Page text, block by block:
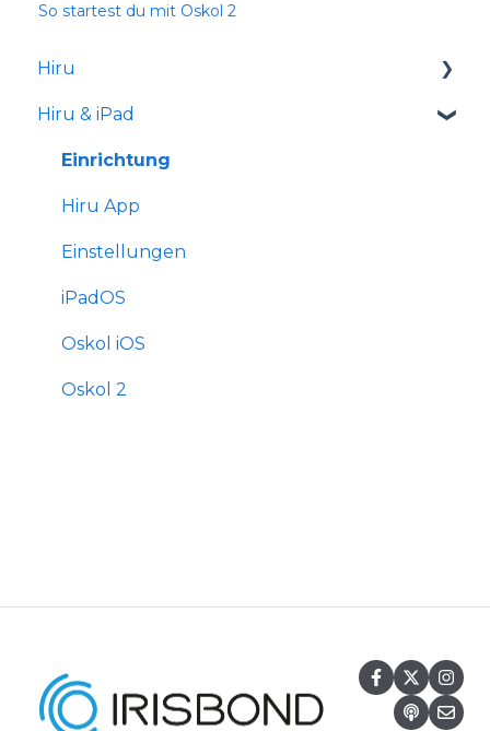
So startest du mit Oskol 2
Hiru
Versionshinweise
Hiru & iPad
Einrichtung
Hiru App
Einstellungen
iPadOS
Oskol iOS
Oskol 2